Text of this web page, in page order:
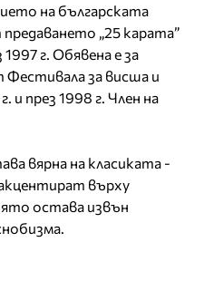
на българската
„25 карата”
г. Обявена е за
Фестивала за висша и
и през 1998 г. Член на
вярна на класиката -
върху
остава извън